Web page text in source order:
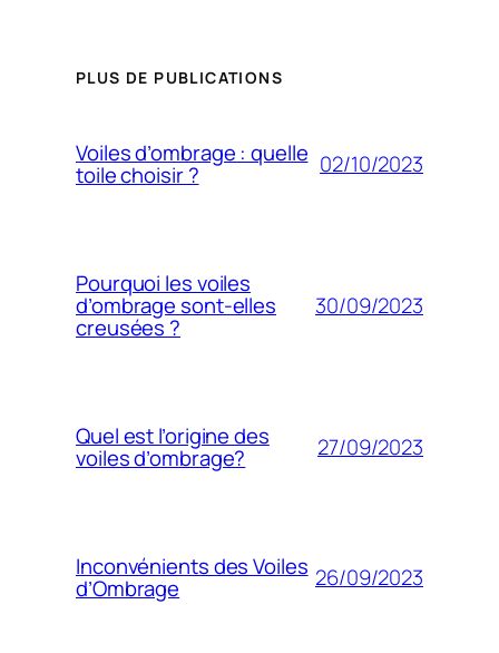
PLUS DE PUBLICATIONS
Voiles d’ombrage : quelle
toile choisir ? 02/10/2023
Pourquoi les voiles
d’ombrage sont-elles
creusées ?
30/09/2023
Quel est l’origine des
voiles d’ombrage? 27/09/2023
Inconvénients des Voiles
d’Ombrage 26/09/2023